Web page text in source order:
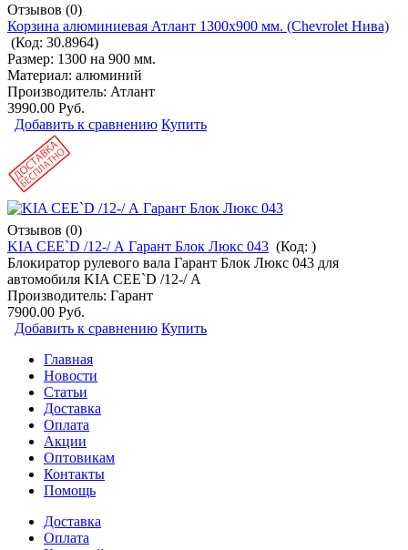
Отзывов (0)
Корзина алюминиевая Атлант 1300х900 мм. (Chevrolet Нива)
(Код: 30.8964)
Размер: 1300 на 900 мм.
Материал: алюминий
Производитель: Атлант
3990.00 Руб.
Добавить к сравнению Купить
Отзывов (0)
KIA CEE`D /12-/ А Гарант Блок Люкс 043 (Код: )
Блокиратор рулевого вала Гарант Блок Люкс 043 для
автомобиля KIA CEE`D /12-/ А
Производитель: Гарант
7900.00 Руб.
Добавить к сравнению Купить
Главная
Новости
Статьи
Доставка
Оплата
Акции
Оптовикам
Контакты
Помощь
Доставка
Оплата